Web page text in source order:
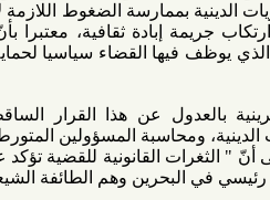
بممارسة الضغوط اللازمة لايقاف
إبادة ثقافية، معتبرا بأنّ هذا
القضاء سياسيا لحماية المتورطين
عن هذا القرار الساقط قانونيا
المسؤولين المتورطين بهدم
القانونية للقضية تؤكد على أنّ
وهم الطائفة الشيعية".